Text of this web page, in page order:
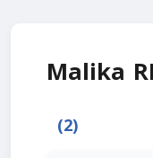
Malika
(2)